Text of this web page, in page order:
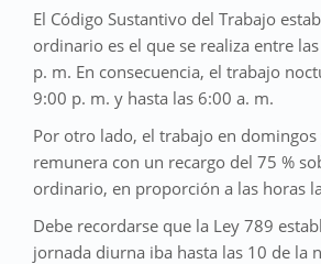
El Código Sustantivo del Trabajo
ordinario es el que se realiza entre
p. m. En consecuencia, el trabajo
9:00 p. m. y hasta las 6:00 a. m.
Por otro lado, el trabajo en domingos
remunera con un recargo del 75 %
ordinario, en proporción a las horas
Debe recordarse que la Ley 789
jornada diurna iba hasta las 10 de la